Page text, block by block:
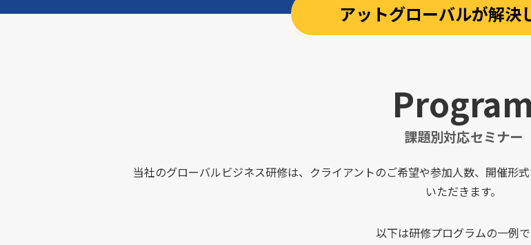
アットグローバルが解決
Program
課題別対応セミナー
当社のグローバルビジネス研修は、クライアントのご希望や参加人数、開催形
いただきます。
以下は研修プログラムの一例で